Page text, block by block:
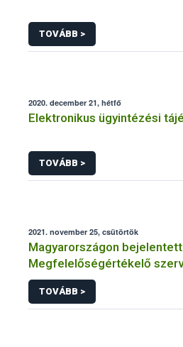
TOVÁBB >
2020. december 21, hétfő
Elektronikus ügyintézési
TOVÁBB >
2021. november 25, csütörtök
Magyarországon bejelentett
Megfelelőségértékelő
TOVÁBB >